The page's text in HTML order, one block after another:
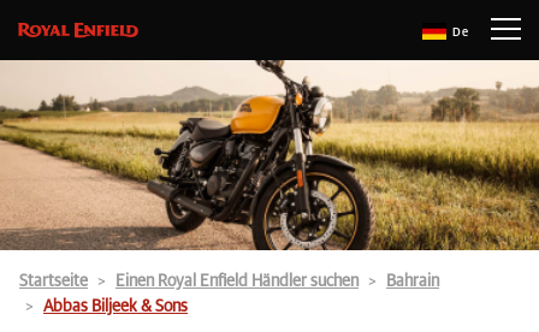
De
Startseite Einen Royal Enfield Händler suchen
Bahrain
Abbas Biljeek & Sons